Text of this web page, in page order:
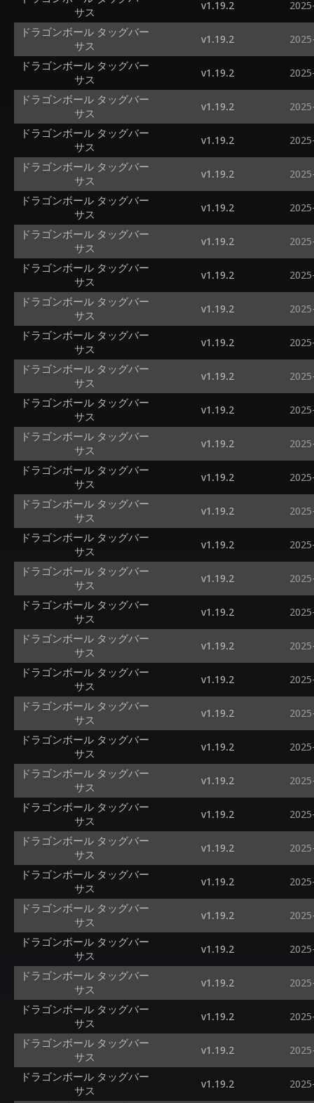
サス
v1.19.2
ドラゴンボール タッグバー
サス
v1.19.2
ドラゴンボール タッグバー
サス
v1.19.2
ドラゴンボール タッグバー
サス
v1.19.2
ドラゴンボール タッグバー
サス
v1.19.2
ドラゴンボール タッグバー
サス
v1.19.2
ドラゴンボール タッグバー
サス
v1.19.2
ドラゴンボール タッグバー
サス
v1.19.2
ドラゴンボール タッグバー
サス
v1.19.2
ドラゴンボール タッグバー
サス
v1.19.2
ドラゴンボール タッグバー
サス
v1.19.2
ドラゴンボール タッグバー
サス
v1.19.2
ドラゴンボール タッグバー
サス
v1.19.2
ドラゴンボール タッグバー
サス
v1.19.2
ドラゴンボール タッグバー
サス
v1.19.2
ドラゴンボール タッグバー
サス
v1.19.2
ドラゴンボール タッグバー
サス
v1.19.2
ドラゴンボール タッグバー
サス
v1.19.2
ドラゴンボール タッグバー
サス
v1.19.2
ドラゴンボール タッグバー
サス
v1.19.2
ドラゴンボール タッグバー
サス
v1.19.2
ドラゴンボール タッグバー
サス
v1.19.2
ドラゴンボール タッグバー
サス
v1.19.2
ドラゴンボール タッグバー
サス
v1.19.2
ドラゴンボール タッグバー
サス
v1.19.2
ドラゴンボール タッグバー
サス
v1.19.2
ドラゴンボール タッグバー
サス
v1.19.2
ドラゴンボール タッグバー
サス
v1.19.2
ドラゴンボール タッグバー
サス
v1.19.2
ドラゴンボール タッグバー
サス
v1.19.2
ドラゴンボール タッグバー
サス
v1.19.2
ドラゴンボール タッグバー
サス
v1.19.2
ドラゴンボール タッグバー
サス
v1.19.2